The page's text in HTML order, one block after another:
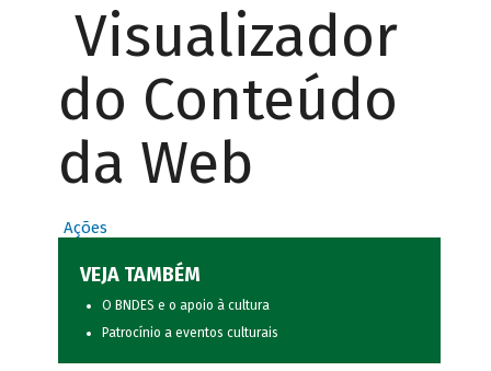
Visualizador
do Conteúdo
da Web
Ações
VEJA TAMBÉM
O BNDES e o apoio à cultura
Patrocínio a eventos culturais